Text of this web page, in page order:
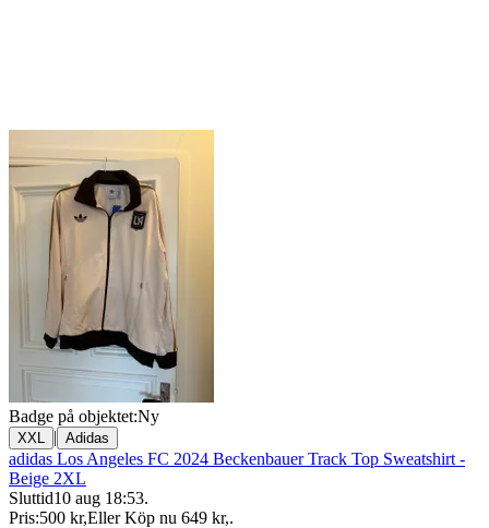
Badge på objektet:Ny
XXL | Adidas
adidas Los Angeles FC 2024 Beckenbauer Track Top Sweatshirt -
Beige 2XL
Sluttid10 aug 18:53.
Pris:500 kr,Eller Köp nu 649 kr,.